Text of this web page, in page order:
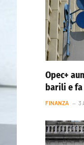
Opec+
barili e
FINANZA 3